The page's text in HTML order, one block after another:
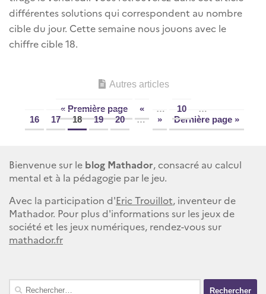
différentes solutions qui correspondent au nombre
cible du jour. Cette semaine nous jouons avec le
chiffre cible 18.
Autres articles
« Première page « … 10
…
16
17 18 19 20 … » Dernière page »
Bienvenue sur le blog Mathador, consacré au calcul
mental et à la pédagogie par le jeu.
Avec la participation d'Eric Trouillot, inventeur de
Mathador. Pour plus d'informations sur les jeux de
société et les jeux numériques, rendez-vous sur
mathador.fr
Rechercher :